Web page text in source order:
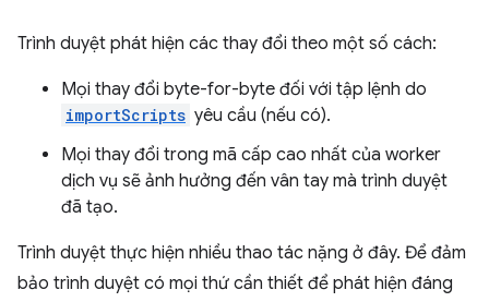
Trình duyệt phát hiện các thay đổi theo một số cách:
Mọi thay đổi byte-for-byte đối với tập lệnh do
importScripts yêu cầu (nếu có).
Mọi thay đổi trong mã cấp cao nhất của worker
dịch vụ sẽ ảnh hưởng đến vân tay mà trình duyệt
đã tạo.
Trình duyệt thực hiện nhiều thao tác nặng ở đây. Để đảm
bảo trình duyệt có mọi thứ cần thiết để phát hiện đáng